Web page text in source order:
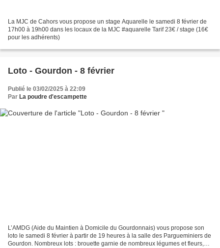
La MJC de Cahors vous propose un stage Aquarelle le samedi 8 février de
17h00 à 19h00 dans les locaux de la MJC #aquarelle Tarif 23€ / stage (16€
pour les adhérents)
Loto - Gourdon - 8 février
Publié le 03/02/2025 à 22:09
Par La poudre d'escampette
L’AMDG (Aide du Maintien à Domicile du Gourdonnais) vous propose son
loto le samedi 8 février à partir de 19 heures à la salle des Pargueminiers de
Gourdon. Nombreux lots : brouette garnie de nombreux légumes et fleurs,